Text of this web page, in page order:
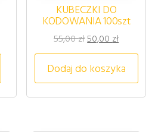
Ten produkt ma wiele
KUBECZKI DO
KODOWANIA 100szt
55,00złPierwotna cena
50,00 złAktualna
Dodaj do koszyka